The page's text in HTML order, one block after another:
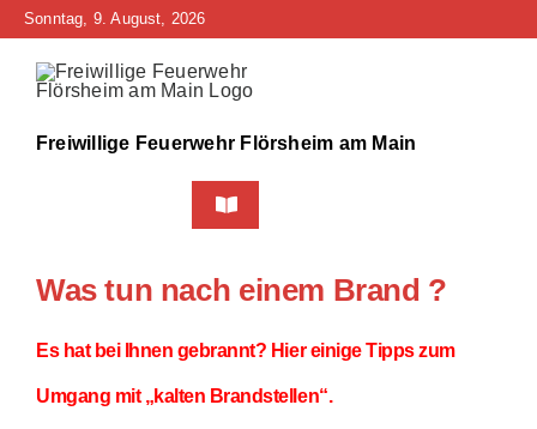
Zum
springen
Sonntag, 9. August, 2026
Freiwillige Feuerwehr Flörsheim am Main
Toggle
Navigation
Bürgerinfo
Was tun nach einem Brand ?
Es hat bei Ihnen gebrannt? Hier einige Tipps zum
Umgang mit „kalten Brandstellen“.